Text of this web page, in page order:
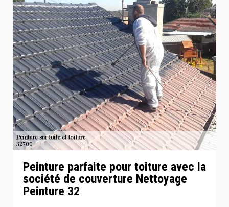
Peinture parfaite pour toiture avec la
société de couverture Nettoyage
Peinture 32